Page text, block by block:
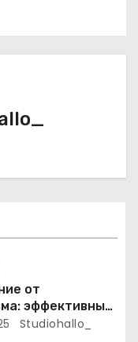
от
эффективные
Studiohallo_